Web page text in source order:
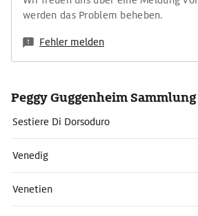
werden das Problem beheben.
Fehler melden
Peggy Guggenheim
Sestiere Di Dorsoduro
Venedig
Venetien